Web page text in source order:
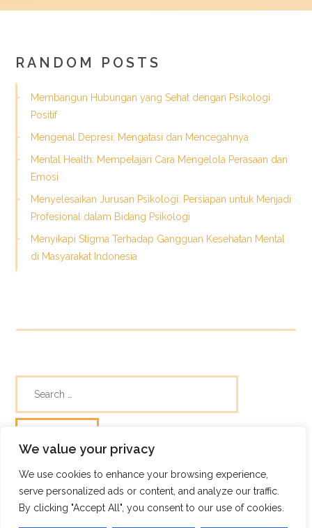
We value your privacy
We use cookies to enhance your browsing experience,
serve personalized ads or content, and analyze our traffic.
By clicking "Accept All", you consent to our use of cookies.
RANDOM POSTS
Membangun Hubungan yang Sehat dengan Psikologi
Positif
Mengenal Depresi: Mengatasi dan Mencegahnya
Mental Health: Mempelajari Cara Mengelola Perasaan dan
Emosi
Menyelesaikan Jurusan Psikologi: Persiapan untuk Menjadi
Profesional dalam Bidang Psikologi
Menyikapi Stigma Terhadap Gangguan Kesehatan Mental
di Masyarakat Indonesia